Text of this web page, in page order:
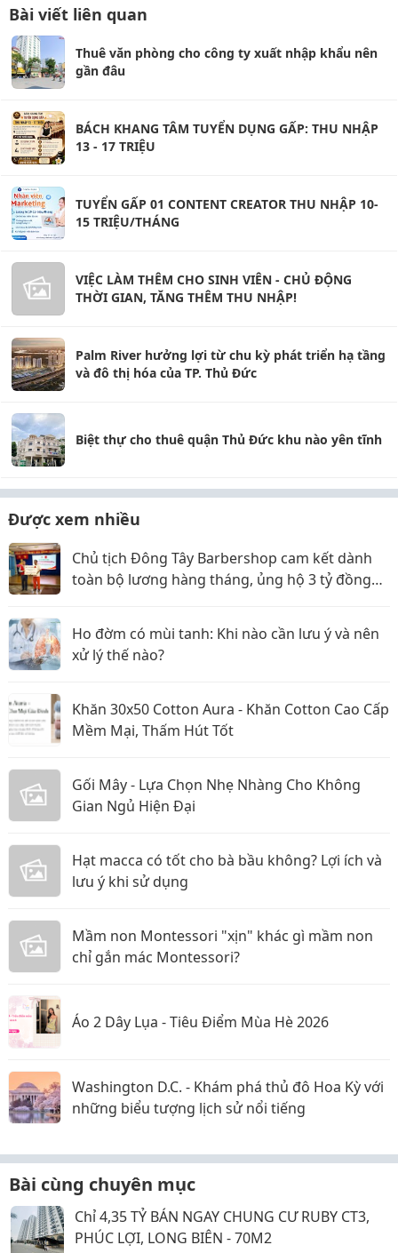
Bài viết liên quan
Thuê văn phòng cho công ty xuất nhập khẩu nên
gần đâu
BÁCH KHANG TÂM TUYỂN DỤNG GẤP: THU NHẬP
13 - 17 TRIỆU
TUYỂN GẤP 01 CONTENT CREATOR THU NHẬP 10-
15 TRIỆU/THÁNG
VIỆC LÀM THÊM CHO SINH VIÊN - CHỦ ĐỘNG
THỜI GIAN, TĂNG THÊM THU NHẬP!
Palm River hưởng lợi từ chu kỳ phát triển hạ tầng
và đô thị hóa của TP. Thủ Đức
Biệt thự cho thuê quận Thủ Đức khu nào yên tĩnh
Được xem nhiều
Chủ tịch Đông Tây Barbershop cam kết dành
toàn bộ lương hàng tháng, ủng hộ 3 tỷ đồng
Ho đờm có mùi tanh: Khi nào cần lưu ý và nên
xử lý thế nào?
Khăn 30x50 Cotton Aura - Khăn Cotton Cao Cấp
Mềm Mại, Thấm Hút Tốt
Gối Mây - Lựa Chọn Nhẹ Nhàng Cho Không
Gian Ngủ Hiện Đại
Hạt macca có tốt cho bà bầu không? Lợi ích và
lưu ý khi sử dụng
Mầm non Montessori "xịn" khác gì mầm non
chỉ gắn mác Montessori?
Áo 2 Dây Lụa - Tiêu Điểm Mùa Hè 2026
Washington D.C. - Khám phá thủ đô Hoa Kỳ với
những biểu tượng lịch sử nổi tiếng
Bài cùng chuyên mục
Chỉ 4,35 TỶ BÁN NGAY CHUNG CƯ RUBY CT3,
PHÚC LỢI, LONG BIÊN - 70M2